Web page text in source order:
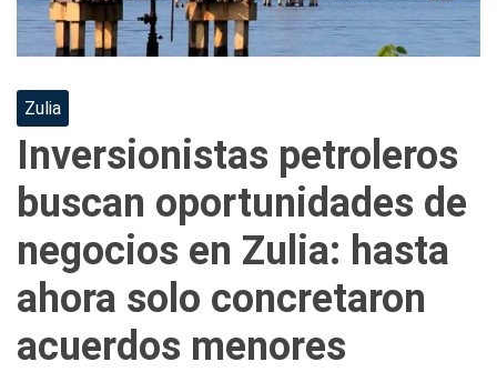
Zulia
Inversionistas petroleros
buscan oportunidades de
negocios en Zulia: hasta
ahora solo concretaron
acuerdos menores